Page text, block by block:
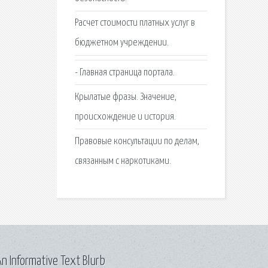
Расчет стоимости платных услуг в
бюджетном учреждении.
- Главная страница портала.
Крылатые фразы. Значение,
происхождение и история.
Правовые консультации по делам,
связанным с наркотиками.
Informative Text Blurb